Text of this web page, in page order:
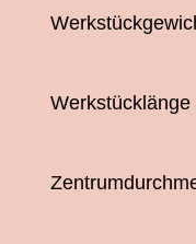
Werkstücklänge